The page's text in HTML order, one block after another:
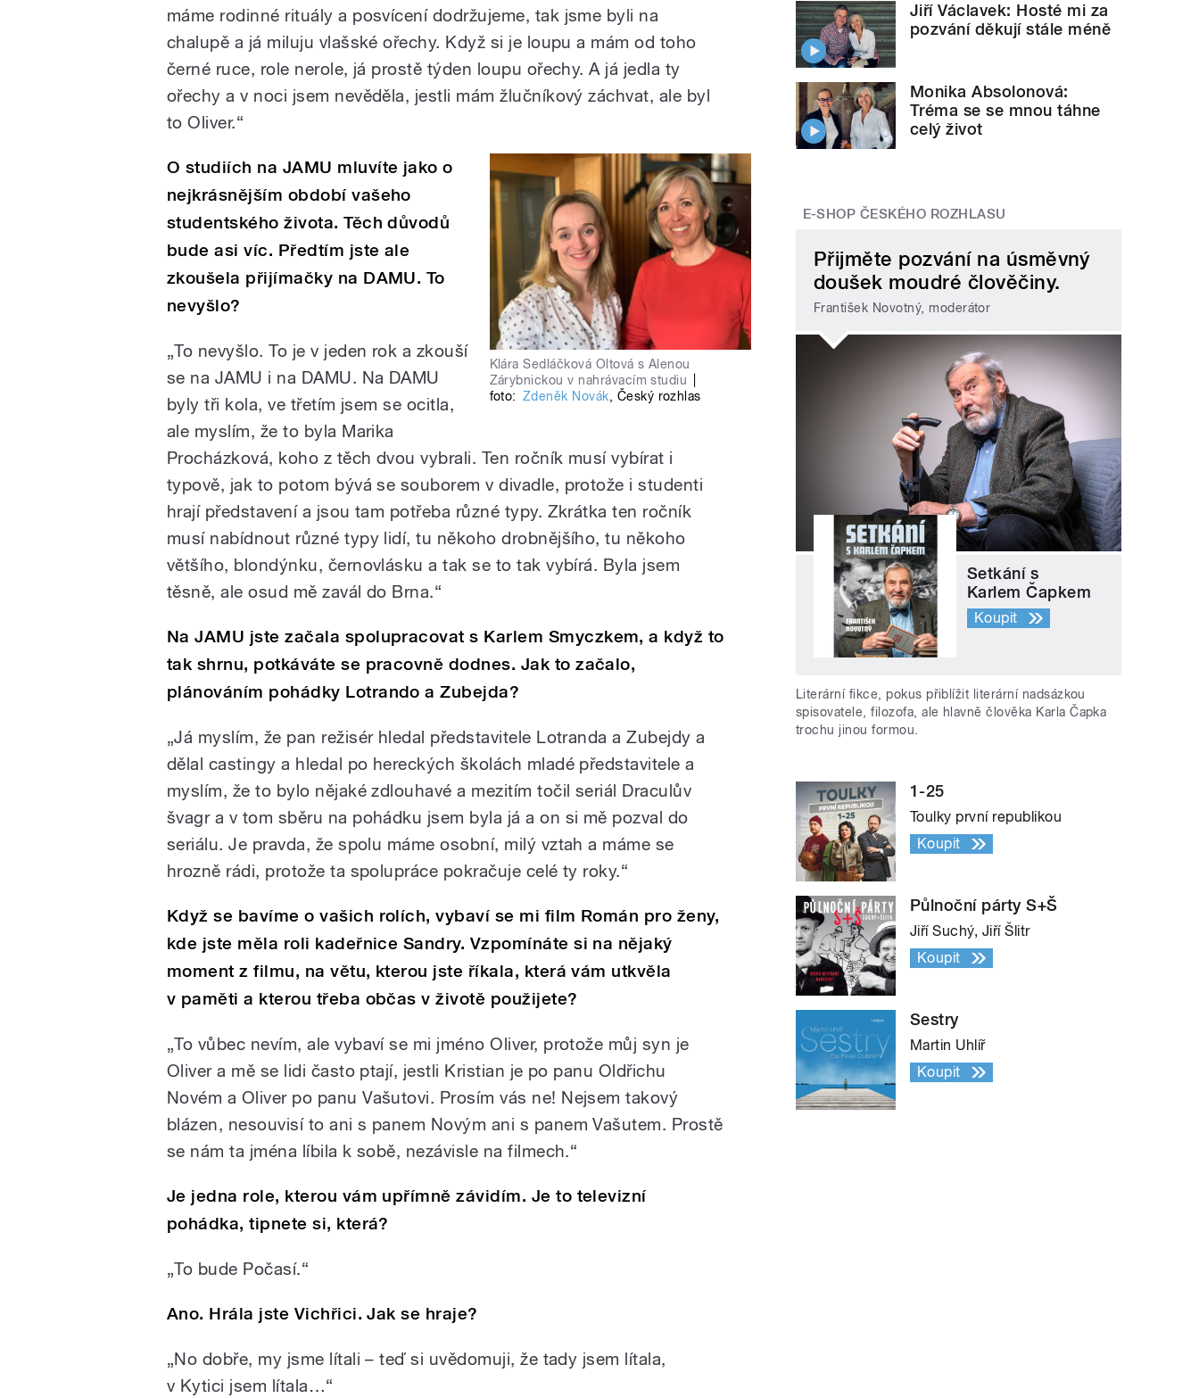
máme rodinné rituály a posvícení dodržujeme, tak jsme byli na
chalupě a já miluju vlašské ořechy. Když si je loupu a mám od toho
černé ruce, role nerole, já prostě týden loupu ořechy. A já jedla ty
ořechy a v noci jsem nevěděla, jestli mám žlučníkový záchvat, ale byl
to Oliver.“
Klára Sedláčková Oltová s Alenou
Zárybnickou v nahrávacím studiu
foto: Zdeněk Novák, Český rozhlas
O studiích na JAMU mluvíte jako o
nejkrásnějším období vašeho
studentského života. Těch důvodů
bude asi víc. Předtím jste ale
zkoušela přijímačky na DAMU. To
nevyšlo?
„To nevyšlo. To je v jeden rok a zkouší
se na JAMU i na DAMU. Na DAMU
byly tři kola, ve třetím jsem se ocitla,
ale myslím, že to byla Marika
Procházková, koho z těch dvou vybrali. Ten ročník musí vybírat i
typově, jak to potom bývá se souborem v divadle, protože i studenti
hrají představení a jsou tam potřeba různé typy. Zkrátka ten ročník
musí nabídnout různé typy lidí, tu někoho drobnějšího, tu někoho
většího, blondýnku, černovlásku a tak se to tak vybírá. Byla jsem
těsně, ale osud mě zavál do Brna.“
Na JAMU jste začala spolupracovat s Karlem Smyczkem, a když to
tak shrnu, potkáváte se pracovně dodnes. Jak to začalo,
plánováním pohádky Lotrando a Zubejda?
„Já myslím, že pan režisér hledal představitele Lotranda a Zubejdy a
dělal castingy a hledal po hereckých školách mladé představitele a
myslím, že to bylo nějaké zdlouhavé a mezitím točil seriál Draculův
švagr a v tom sběru na pohádku jsem byla já a on si mě pozval do
seriálu. Je pravda, že spolu máme osobní, milý vztah a máme se
hrozně rádi, protože ta spolupráce pokračuje celé ty roky.“
Když se bavíme o vašich rolích, vybaví se mi film Román pro ženy,
kde jste měla roli kadeřnice Sandry. Vzpomínáte si na nějaký
moment z filmu, na větu, kterou jste říkala, která vám utkvěla
v paměti a kterou třeba občas v životě použijete?
„To vůbec nevím, ale vybaví se mi jméno Oliver, protože můj syn je
Oliver a mě se lidi často ptají, jestli Kristian je po panu Oldřichu
Novém a Oliver po panu Vašutovi. Prosím vás ne! Nejsem takový
blázen, nesouvisí to ani s panem Novým ani s panem Vašutem. Prostě
se nám ta jména líbila k sobě, nezávisle na filmech.“
Je jedna role, kterou vám upřímně závidím. Je to televizní
pohádka, tipnete si, která?
„To bude Počasí.“
Ano. Hrála jste Vichřici. Jak se hraje?
„No dobře, my jsme lítali – teď si uvědomuji, že tady jsem lítala,
v Kytici jsem lítala…“
Jiří Václavek: Hosté mi za
pozvání děkují stále méně
Monika Absolonová:
Tréma se se mnou táhne
celý život
E-SHOP ČESKÉHO ROZHLASU
Přijměte pozvání na úsměvný
doušek moudré člověčiny.
František Novotný, moderátor
Setkání s
Karlem Čapkem
Koupit
Literární fikce, pokus přiblížit literární nadsázkou
spisovatele, filozofa, ale hlavně člověka Karla Čapka
trochu jinou formou.
1-25
Toulky první republikou
Koupit
Půlnoční párty S+Š
Jiří Suchý, Jiří Šlitr
Koupit
Sestry
Martin Uhlíř
Koupit